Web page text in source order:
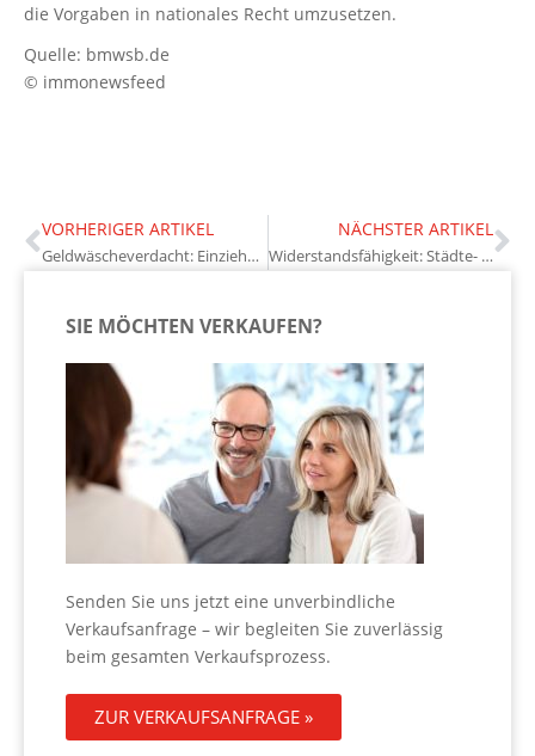
die Vorgaben in nationales Recht umzusetzen.
Quelle: bmwsb.de
© immonewsfeed
VORHERIGER ARTIKEL
Geldwäscheverdacht: Einziehung von Immobilien
NÄCHSTER ARTIKEL
Widerstandsfähigkeit: Städte- und Gemeindebund für Bunker-Bau
SIE MÖCHTEN VERKAUFEN?
Senden Sie uns jetzt eine unverbindliche
Verkaufsanfrage – wir begleiten Sie zuverlässig
beim gesamten Verkaufsprozess.
ZUR VERKAUFSANFRAGE »